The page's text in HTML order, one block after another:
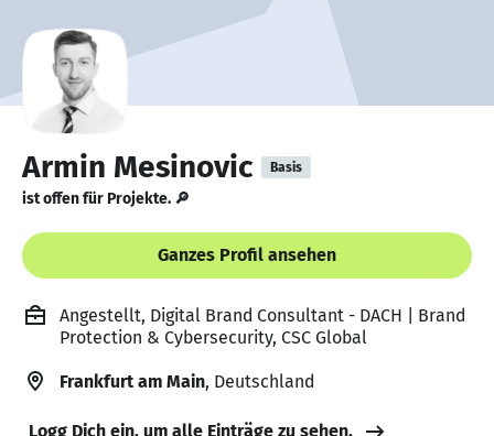
Armin Mesinovic Basis
ist offen für Projekte. 🔎
Ganzes Profil ansehen
Angestellt, Digital Brand Consultant - DACH | Brand
Protection & Cybersecurity, CSC Global
Frankfurt am Main, Deutschland
Logg Dich ein, um alle Einträge zu sehen.